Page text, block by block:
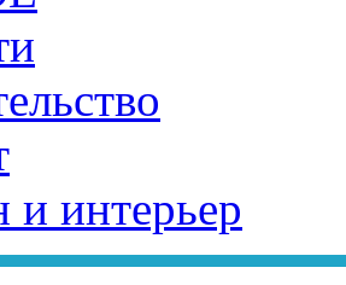
и интерьер